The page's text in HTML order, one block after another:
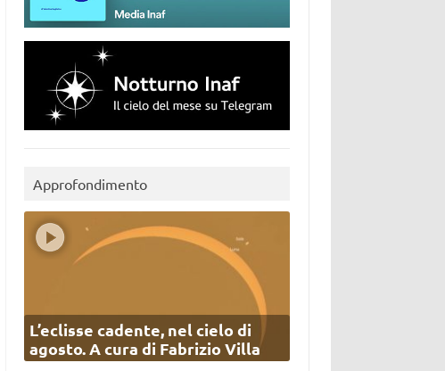
Approfondimento
L’eclisse cadente, nel cielo di
agosto. A cura di Fabrizio Villa